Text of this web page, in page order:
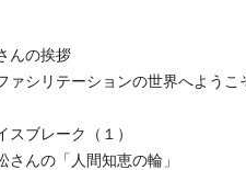
んの挨拶
リテーションの世界へようこそ
ブレーク（１）
の「人間知恵の輪」